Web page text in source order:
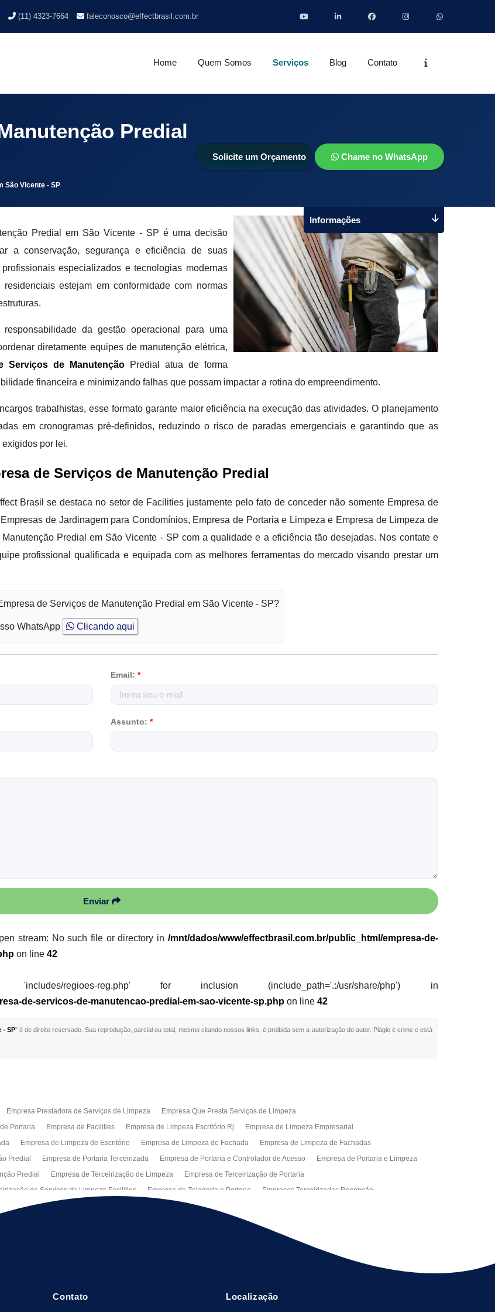
(11) 4323-7664 faleconosco@effectbrasil.com.br
Home Quem Somos Serviços Blog Contato
Predial
São Vicente - SP
Solicite um Orçamento Chame no WhatsApp
Predial em São Vicente - SP é uma decisão
a conservação, segurança e eficiência de suas
especializados e tecnologias modernas
estejam em conformidade com normas
da gestão operacional para uma
diretamente equipes de manutenção elétrica,
Serviços de ManutençãoPredial atua de forma
financeira e minimizando falhas que possam impactar a rotina do empreendimento.
trabalhistas, esse formato garante maior eficiência na execução das atividades. O planejamento
em cronogramas pré-definidos, reduzindo o risco de paradas emergenciais e garantindo que as
por lei.
de Serviços de Manutenção Predial
Brasil se destaca no setor de Facilities justamente pelo fato de conceder não somente Empresa de
de Jardinagem para Condomínios, Empresa de Portaria e Limpeza e Empresa de Limpeza de
Predial em São Vicente - SP com a qualidade e a eficiência tão desejadas. Nos contate e
profissional qualificada e equipada com as melhores ferramentas do mercado visando prestar um
de Serviços de Manutenção Predial em São Vicente - SP?
WhatsApp Clicando aqui
Email: *
Assunto: *
Enviar
stream: No such file or directory in /mnt/dados/www/effectbrasil.com.br/public_html/empresa-de-
on line42
regioes-reg.php' for inclusion (include_path='.:/usr/share/php') in
de-servicos-de-manutencao-predial-em-sao-vicente-sp.php on line42
- SP" é de direito reservado. Sua reprodução, parcial ou total, mesmo citando nossos links, é proibida sem a autorização do autor. Plágio é crime e está
Informações
Empresa Prestadora de Serviços de Limpeza
Empresa Que Presta Serviços de Limpeza
Portaria Empresa de Facilities Empresa de Limpeza Escritório Rj
Empresa de Limpeza Empresarial
Empresa de Limpeza de Escritório Empresa de Limpeza de Fachada
Empresa de Limpeza de Fachadas
Predial Empresa de Portaria Terceirizada Empresa de Portaria e Controlador de Acesso
Empresa de Portaria e Limpeza
Predial Empresa de Terceirização de Limpeza
Empresa de Terceirização de Portaria
de Serviços de Limpeza Facilities Empresa de Zeladoria e Portaria
Empresas Terceirizadas Recepção
Predial Rj Jardinagem para Empresa
de Predios Recepção Terceirizada
Serviços da Terceirização de Manutenção Predial
Contato Localização